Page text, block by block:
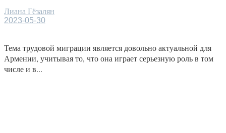
Лиана Гёзалян
2023-05-30
Тема трудовой миграции является довольно актуальной для
Армении, учитывая то, что она играет серьезную роль в том
числе и в...